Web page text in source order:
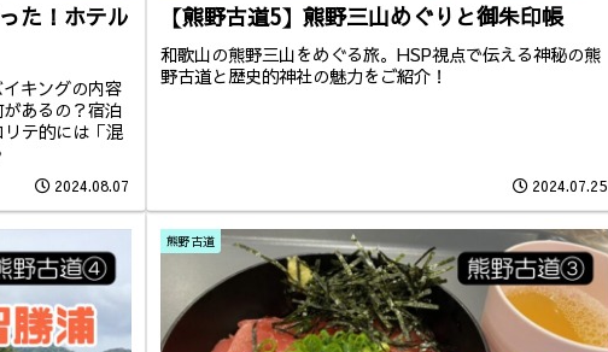
た！ホテル
キングの内容
あるの？宿泊
テ的には「混
2024.08.07
【熊野古道5】熊野三山めぐりと御朱印帳
和歌山の熊野三山をめぐる旅。HSP視点で伝える神秘の熊
野古道と歴史的神社の魅力をご紹介！
2024.07.25
熊野古道